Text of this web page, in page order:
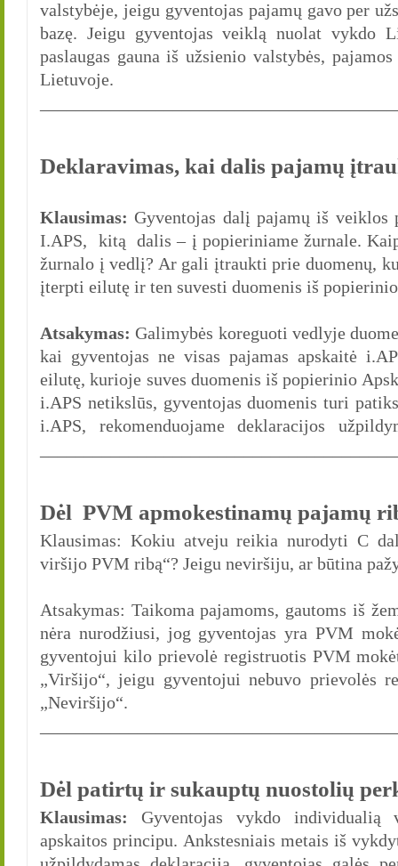
valstybėje, jeigu gyventojas pajamų gavo per
bazę. Jeigu gyventojas veiklą nuolat vykdo
paslaugas gauna iš užsienio valstybės,
Lietuvoje.
Deklaravimas, kai dalis pajamų
Klausimas: Gyventojas dalį pajamų iš
I.APS, kitą dalis – į popieriniame žurnale.
žurnalo į vedlį? Ar gali įtraukti prie duomenų,
įterpti eilutę ir ten suvesti duomenis iš
Atsakymas: Galimybės koreguoti vedlyje
kai gyventojas ne visas pajamas apskaitė
eilutę, kurioje suves duomenis iš popierinio
i.APS netikslūs, gyventojas duomenis turi
i.APS, rekomenduojame deklaracijos
Dėl PVM apmokestinamų pajamų
Klausimas: Kokiu atveju reikia nurodyti C
viršijo PVM ribą“? Jeigu neviršiju, ar būtina
Atsakymas: Taikoma pajamoms, gautoms iš
nėra nurodžiusi, jog gyventojas yra PVM
gyventojui kilo prievolė registruotis PVM
„Viršijo“, jeigu gyventojui nebuvo prievolės
„Neviršijo“.
Dėl patirtų ir sukauptų nuostolių
Klausimas: Gyventojas vykdo individualią
apskaitos principu. Ankstesniais metais iš